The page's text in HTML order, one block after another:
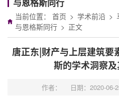
与恩格斯同行
当前位置： 首页 > 学术前沿 >
与恩格斯同行 > 正文
唐正东|财产与上层建筑要
斯的学术洞察
作者： 日期：2020-06-